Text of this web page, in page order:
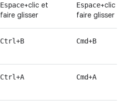
Espace+clic et
faire glisser
Espace+clic et
faire glisser
Ctrl+B Cmd+B
Ctrl+A Cmd+A